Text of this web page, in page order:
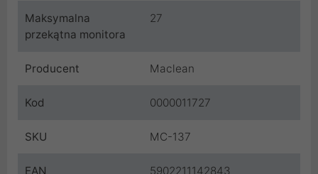
Maksymalna
przekątna monitora
27
Producent Maclean
Kod 0000011727
SKU MC-137
EAN 5902211142843